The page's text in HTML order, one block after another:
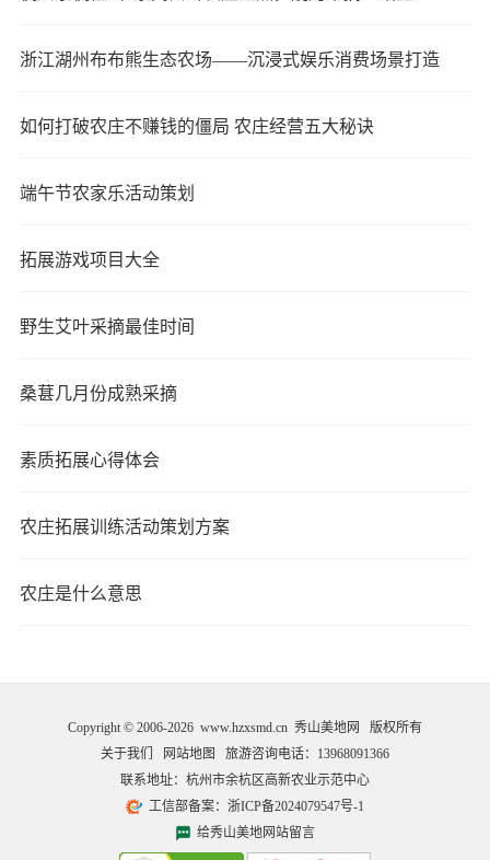
浙江湖州布布熊生态农场——沉浸式娱乐消费场景打造
如何打破农庄不赚钱的僵局 农庄经营五大秘诀
端午节农家乐活动策划
拓展游戏项目大全
野生艾叶采摘最佳时间
桑葚几月份成熟采摘
素质拓展心得体会
农庄拓展训练活动策划方案
农庄是什么意思
Copyright © 2006-2026 www.hzxsmd.cn 秀山美地网 版权所有
关于我们
网站地图 旅游咨询电话： 13968091366
联系地址：杭州市余杭区高新农业示范中心
工信部备案：浙ICP备2024079547号-1
给秀山美地网站留言